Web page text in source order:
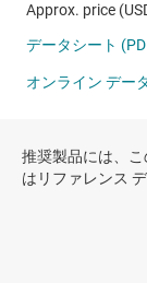
推奨製品には、
はリファレンス